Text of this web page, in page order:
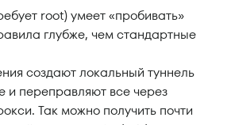
root) умеет «пробивать»
глубже, чем стандартные
создают локальный туннель
и переправляют все через
Так можно получить почти